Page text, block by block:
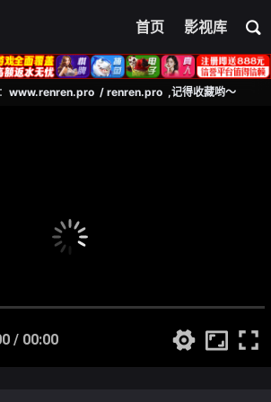
首页 影视库
www.renren.pro / renren.pro ,记得收藏哟～
/ 00:00